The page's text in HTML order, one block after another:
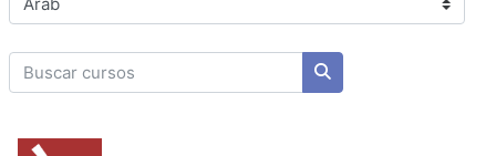
Categorías de cursos
Buscar cursos
Buscar cursos